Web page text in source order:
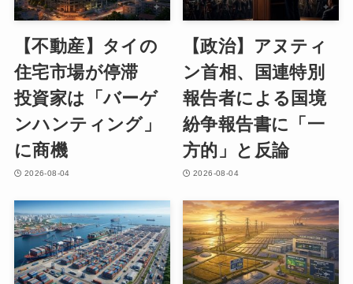
【不動産】タイの
住宅市場が停滞
投資家は「バーゲ
ンハンティング」
に商機
2026-08-04
【政治】アヌティ
ン首相、国連特別
報告者による国境
紛争報告書に「一
方的」と反論
2026-08-04